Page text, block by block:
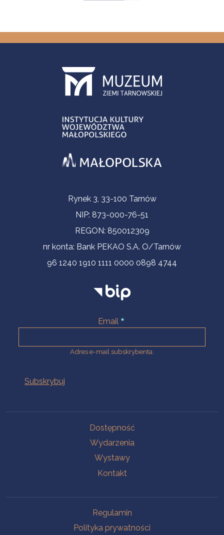
Informacje kontaktoweRynek 3, 33-100 Tarnów
NIP: 873-000-76-51
REGON: 850012309
nr konta: Bank PEKAO S.A. O/Tarnów
96 1240 1910 1111 0000 0898 4744
Email
Adres e-mail subskrybenta.
Dostępność
Wydarzenia
Wystawy
Kontakt
Regulamin
Polityka prywatności